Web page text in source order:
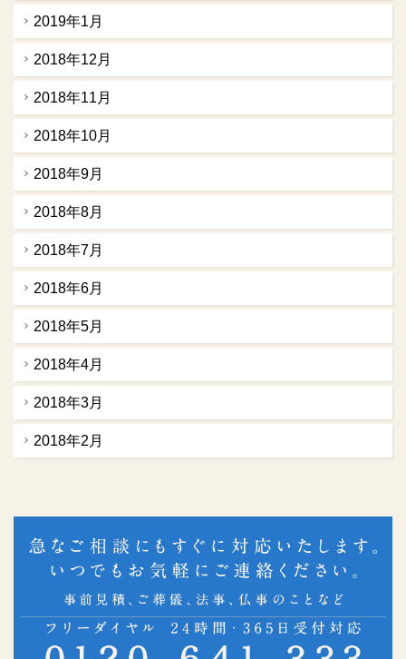
2019年1月
2018年12月
2018年11月
2018年10月
2018年9月
2018年8月
2018年7月
2018年6月
2018年5月
2018年4月
2018年3月
2018年2月